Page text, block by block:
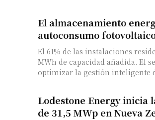
El almacenamiento
autoconsumo
El 61% de las instalaciones
MWh de capacidad añadida. El
optimizar la gestión inteligente
Lodestone Energy inicia
de 31,5 MWp en Nueva